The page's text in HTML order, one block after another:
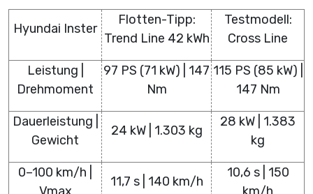
Hyundai Inster
Flotten-Tipp:
Trend Line 42 kWh
Testmodell:
Cross Line
Leistung |
Drehmoment
97 PS (71 kW) | 147
Nm
115 PS (85 kW) |
147 Nm
Dauerleistung |
Gewicht
24 kW | 1.303 kg
28 kW | 1.383
kg
0–100 km/h |
Vmax
11,7 s | 140 km/h
10,6 s | 150
km/h